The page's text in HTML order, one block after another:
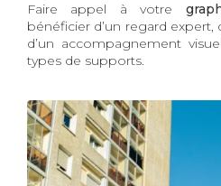
Faire appel à votre
bénéficier d’un regard expert,
d’un accompagnement
types de supports.